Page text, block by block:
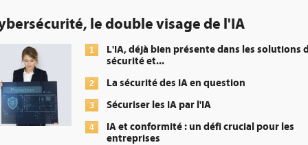
le double visage de l'IA
L'IA, déjà bien présente dans les solutions de
sécurité et...
2 La sécurité des IA en question
Sécuriser les IA par l'IA
4
IA et conformité : un défi crucial pour les
entreprises